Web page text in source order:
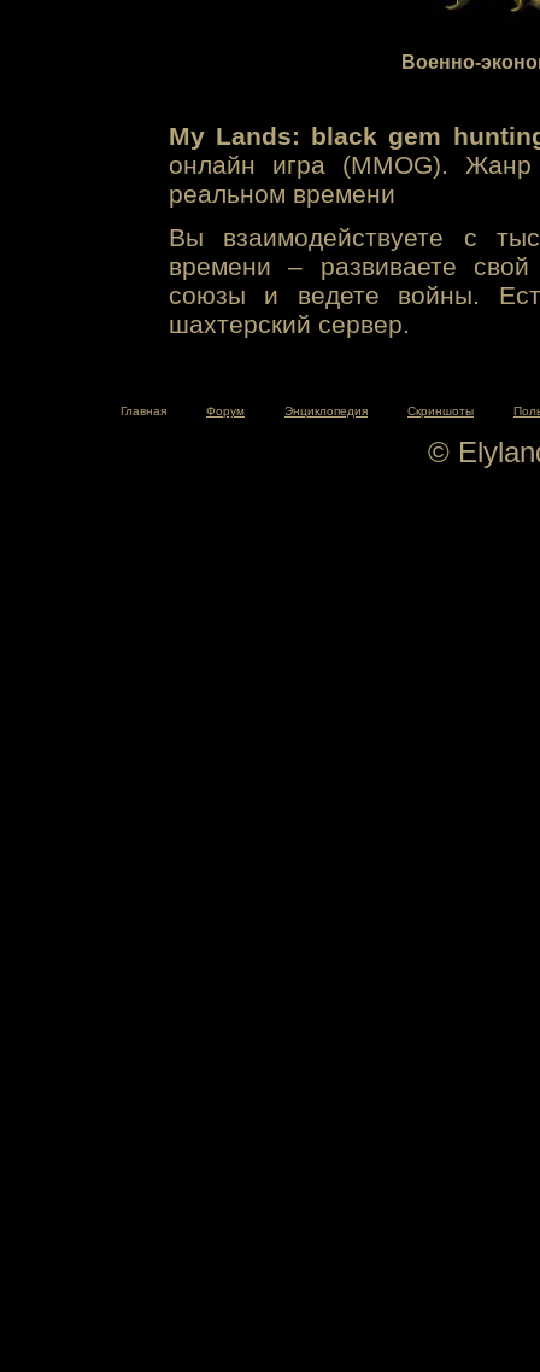
Военно-
My Lands: black gem
онлайн игра (MMOG). Жанр
реальном времени
Вы взаимодействуете с
времени – развиваете свой
союзы и ведете войны.
шахтерский сервер.
Главная Форум Энциклопедия Скриншоты
©